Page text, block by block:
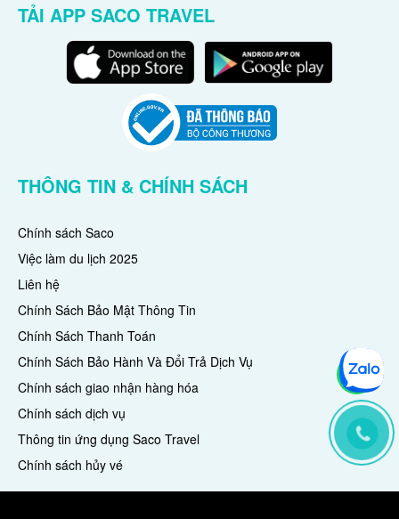
TẢI APP SACO TRAVEL
THÔNG TIN & CHÍNH SÁCH
Chính sách Saco
Việc làm du lịch 2025
Liên hệ
Chính Sách Bảo Mật Thông Tin
Chính Sách Thanh Toán
Chính Sách Bảo Hành Và Đổi Trả Dịch Vụ
Chính sách giao nhận hàng hóa
Chính sách dịch vụ
Thông tin ứng dụng Saco Travel
Chính sách hủy vé